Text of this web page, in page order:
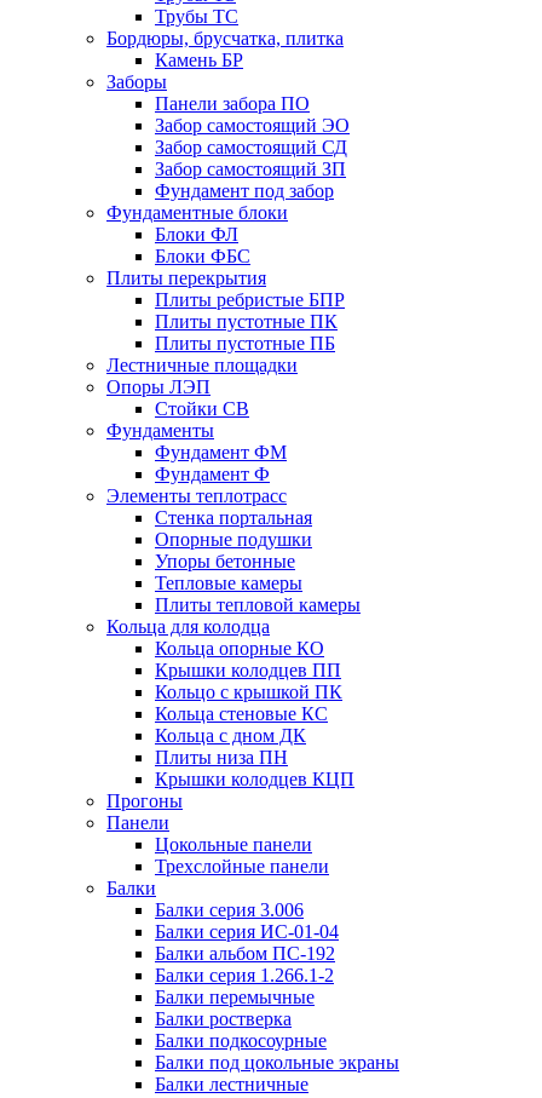
Трубы ТС
Бордюры, брусчатка, плитка
Камень БР
Заборы
Панели забора ПО
Забор самостоящий ЭО
Забор самостоящий СД
Забор самостоящий ЗП
Фyндамент под забор
Фундаментные блоки
Блоки ФЛ
Блоки ФБС
Плиты перекрытия
Плиты ребристые БПР
Плиты пустотные ПК
Плиты пустотные ПБ
Лестничные площадки
Опоры ЛЭП
Стойки СВ
Фундаменты
Фyндамент ФМ
Фyндамент Ф
Элементы теплотрасс
Стенка портальная
Опорные подушки
Упоры бетонные
Тепловые камеры
Плиты тепловой камеры
Кольца для колодца
Кольца опорные КО
Крышки колодцев ПП
Кольцо с крышкой ПК
Кольца стеновые КС
Кольца с дном ДК
Плиты низа ПН
Крышки колодцев КЦП
Прогоны
Панели
Цокольные панели
Трехслойные панели
Балки
Балки серия 3.006
Балки серия ИС-01-04
Балки альбом ПС-192
Балки серия 1.266.1-2
Балки перемычные
Балки ростверка
Балки подкосоурные
Балки под цокольные экраны
Балки лестничные